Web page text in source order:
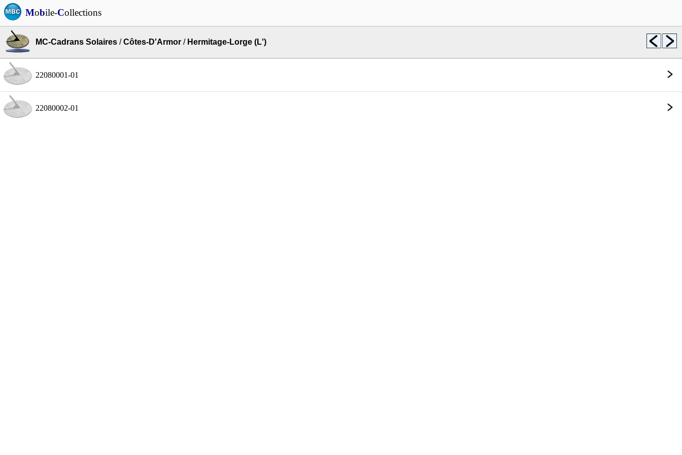
Mobile-Collections
MC-Cadrans Solaires /Côtes-D'Armor / Hermitage-Lorge (L')
22080001-01
22080002-01